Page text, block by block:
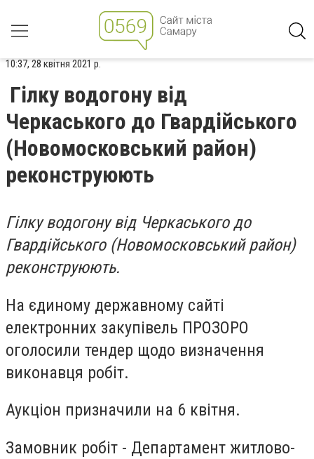
10:37, 28 квітня 2021 р.
Гілку водогону від
Черкаського до Гвардійського
(Новомосковський район)
реконструюють
Гілку водогону від Черкаського до
Гвардійського (Новомосковський район)
реконструюють.
На єдиному державному сайті
електронних закупівель ПРОЗОРО
оголосили тендер щодо визначення
виконавця робіт.
Аукціон призначили на 6 квітня.
Замовник робіт - Департамент житлово-